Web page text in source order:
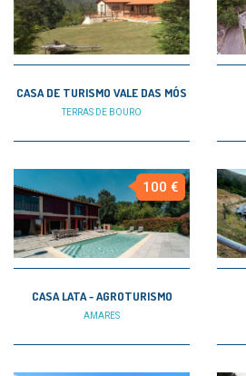
CASA DE TURISMO VALE DAS MÓS
TERRAS DE BOURO
100 €
CASA LATA - AGROTURISMO
AMARES